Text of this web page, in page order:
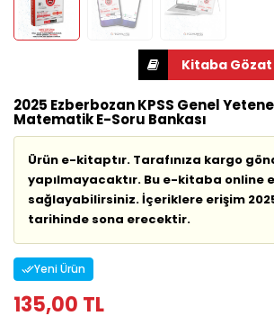
2025 Ezberbozan KPSS Genel
Matematik E-Soru Bankası
Ürün e-kitaptır. Tarafınıza kargo
yapılmayacaktır. Bu e-kitaba online
sağlayabilirsiniz. İçeriklere erişim
tarihinde sona erecektir.
Yeni Ürün
135,00 TL